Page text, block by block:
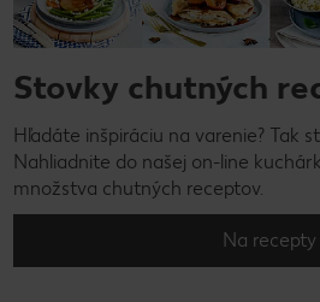
Stovky chutných
Hľadáte inšpiráciu na varenie? Tak
Nahliadnite do našej on-line
množstva chutných receptov.
Na recepty